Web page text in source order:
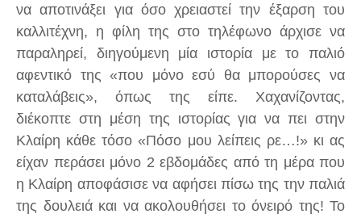
να αποτινάξει για όσο χρειαστεί την έξαρση του
καλλιτέχνη, η φίλη της στο τηλέφωνο άρχισε να
παραληρεί, διηγούμενη μία ιστορία με το παλιό
αφεντικό της «που μόνο εσύ θα μπορούσες να
καταλάβεις», όπως της είπε. Χαχανίζοντας,
διέκοπτε στη μέση της ιστορίας για να πει στην
Κλαίρη κάθε τόσο «Πόσο μου λείπεις ρε…!» κι ας
είχαν περάσει μόνο 2 εβδομάδες από τη μέρα που
η Κλαίρη αποφάσισε να αφήσει πίσω της την παλιά
της δουλειά και να ακολουθήσει το όνειρό της! Το